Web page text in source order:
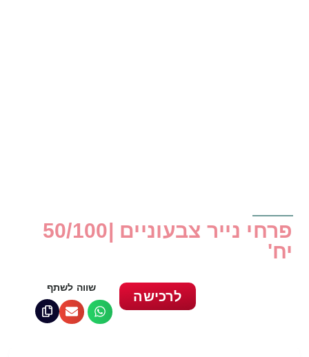
פרחי נייר צבעוניים |50/100
יח'
שווה לשתף
לרכישה